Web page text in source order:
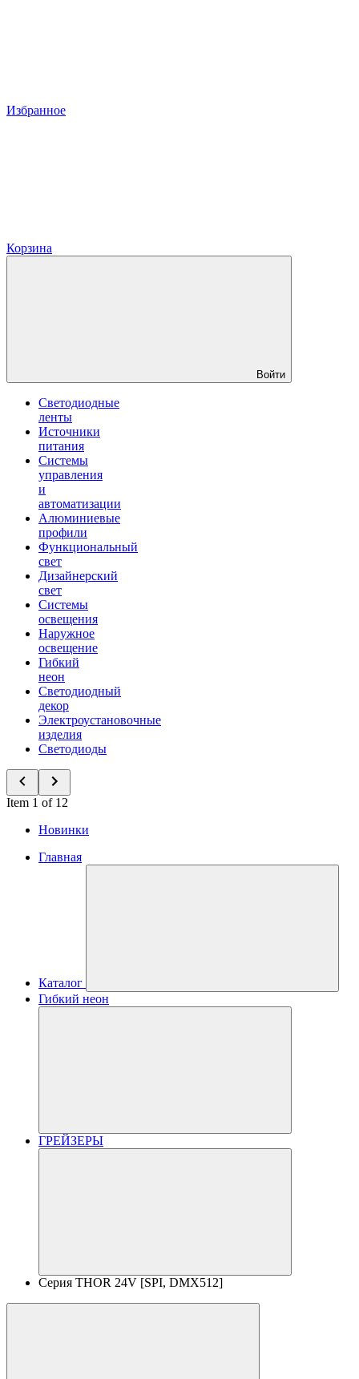
Избранное
Корзина
Войти
Светодиодные
ленты
Источники
питания
Системы
управления
и
автоматизации
Алюминиевые
профили
Функциональный
свет
Дизайнерский
свет
Системы
освещения
Наружное
освещение
Гибкий
неон
Светодиодный
декор
Электроустановочные
изделия
Светодиоды
Item 1 of 12
Новинки
Главная
Каталог
Гибкий неон
ГРЕЙЗЕРЫ
Серия THOR 24V [SPI, DMX512]